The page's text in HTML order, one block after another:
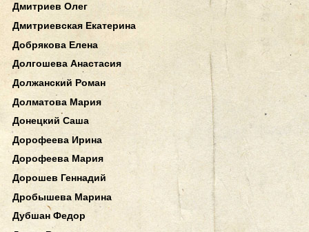
Дмитриев Олег
Дмитриевская Екатерина
Добрякова Елена
Долгошева Анастасия
Должанский Роман
Долматова Мария
Донецкий Саша
Дорофеева Ирина
Дорофеева Мария
Дорошев Геннадий
Дробышева Марина
Дубшан Федор